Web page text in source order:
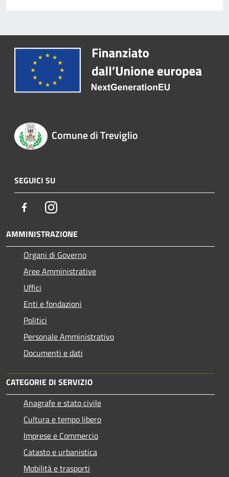
Comune di Treviglio
SEGUICI SU
FacebookInstagram
AMMINISTRAZIONE
Organi di Governo
Aree Amministrative
Uffici
Enti e fondazioni
Politici
Personale Amministrativo
Documenti e dati
CATEGORIE DI SERVIZIO
Anagrafe e stato civile
Cultura e tempo libero
Imprese e Commercio
Catasto e urbanistica
Mobilità e trasporti